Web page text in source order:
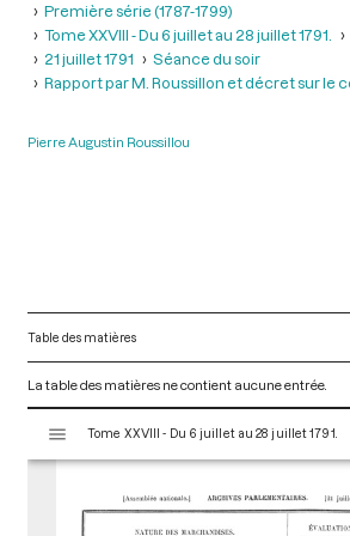
Première série (1787-1799)
Tome XXVIII - Du 6 juillet au 28 juillet 1791.
21 juillet 1791
Séance du soir
Rapport par M. Roussillon et décret sur le
Pierre Augustin Roussillou
Table des matières
La table des matières ne contient aucune entrée.
s
Tome XXVIII - Du 6 juillet au 28 juillet 1791.